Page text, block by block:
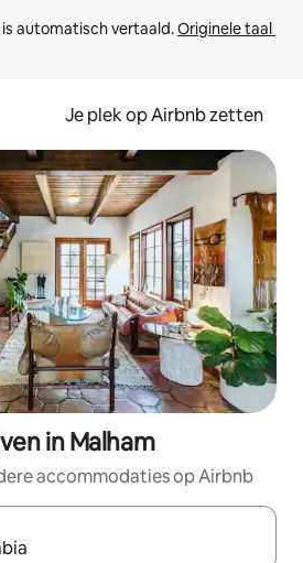
automatisch vertaald. Originele taal
Je plek op Airbnb zetten
in Malham
accommodaties op Airbnb
beschikbaar zijn, maak je een keuze